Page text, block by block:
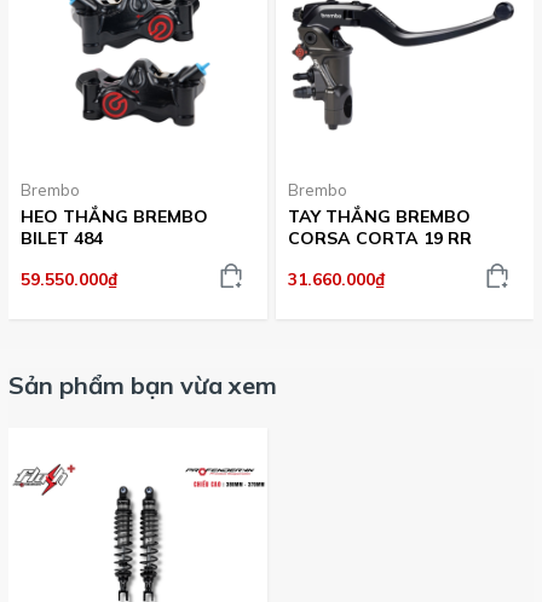
Profender Flash Series Plus Honda SH 125/160 là lựa chọn
phù hợp cho người dùng muốn nâng cấp hệ thống giảm
xóc sau, cải thiện độ êm ái, tăng độ ổn định và mang lại
trải nghiệm lái xe tốt hơn trong quá trình sử dụng hằng
Brembo
HEO THẮNG BREMBO
BILET 484
59.550.000₫
Brembo
TAY THẮNG BREMBO
CORSA CORTA 19 RR
31.660.000₫
Sản phẩm bạn vừa xem